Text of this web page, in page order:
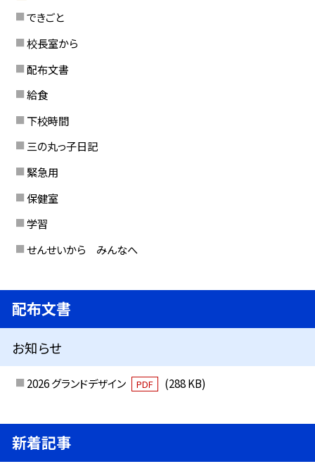
できごと
校長室から
配布文書
給食
下校時間
三の丸っ子日記
緊急用
保健室
学習
せんせいから みんなへ
配布文書
お知らせ
2026 グランドデザイン PDF (288 KB)
新着記事